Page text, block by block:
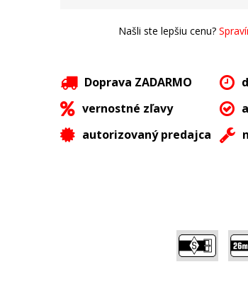
Našli ste lepšiu cenu?
Doprava ZADARMO
vernostné zľavy
autorizovaný predajca